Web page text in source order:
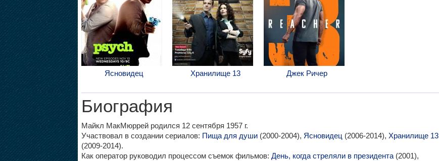
Ясновидец Хранилище 13 Джек Ричер
Биография
Майкл МакМюррей родился 12 сентября 1957 г.
Участвовал в создании сериалов: Пища для души(2000-2004), Ясновидец (2006-2014), Хранилище 13
(2009-2014).
Как оператор руководил процессом съемок фильмов: День, когда стреляли в президента(2001),